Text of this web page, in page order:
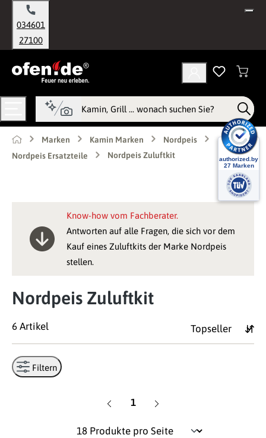
springen
034601
27100
Marken Kamin Marken
Nordpeis
Nordpeis Ersatzteile
Nordpeis Zuluftkit
Know-how vom Fachberater.
Antworten auf alle Fragen, die sich vor dem
Kauf eines Zuluftkits der Marke Nordpeis
stellen.
Nordpeis Zuluftkit
6 Artikel
Filtern
Seite
1